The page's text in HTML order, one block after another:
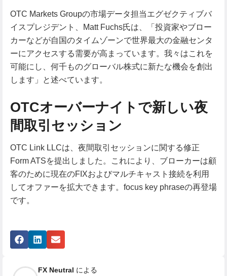
OTC Markets Groupの市場データ担当エグゼクティブバ
イスプレジデント、Matt Fuchs氏は、「投資家やブロー
カーなどが自国のタイムゾーンで世界最大の金融センタ
ーにアクセスする需要が高まっています。我々はこれを
可能にし、何千ものグローバル株式に新たな機会を創出
します」と述べています。
OTCオーバーナイトで新しい夜
間取引セッション
OTC Link LLCは、夜間取引セッションに関する修正
Form ATSを提出しました。これにより、ブローカーは顧
客のために現在のFIXおよびマルチキャスト接続を利用
してオファーを拡大できます。focus key phraseの再登場
です。
FX Neutral による